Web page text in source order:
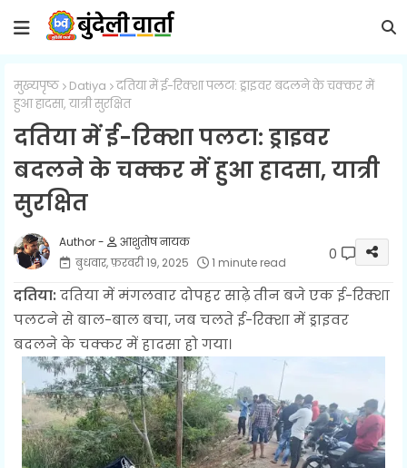
मुख्यपृष्ठ Datiya
दतिया में ई-रिक्शा पलटा: ड्राइवर बदलने के चक्कर में
हुआ हादसा, यात्री सुरक्षित
दतिया में ई-रिक्शा पलटा: ड्राइवर
बदलने के चक्कर में हुआ हादसा, यात्री
सुरक्षित
आशुतोष नायक
बुधवार, फ़रवरी 19, 2025
1 minute read 0
दतिया: दतिया में मंगलवार दोपहर साढ़े तीन बजे एक ई-रिक्शा
पलटने से बाल-बाल बचा, जब चलते ई-रिक्शा में ड्राइवर
बदलने के चक्कर में हादसा हो गया।